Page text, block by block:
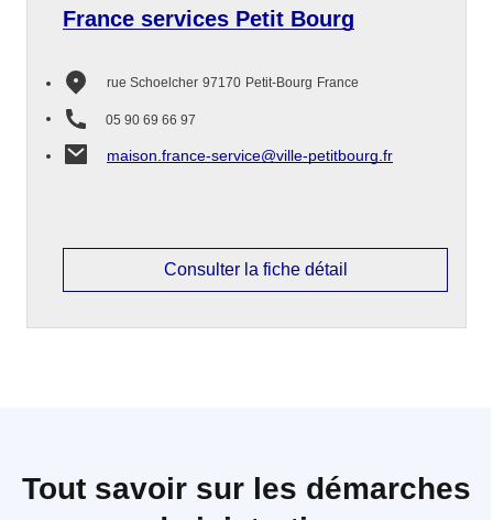
France services Petit Bourg
rue Schoelcher 97170 Petit-Bourg France
05 90 69 66 97
maison.france-service@ville-petitbourg.fr
Consulter la fiche détail
Tout savoir sur les démarches